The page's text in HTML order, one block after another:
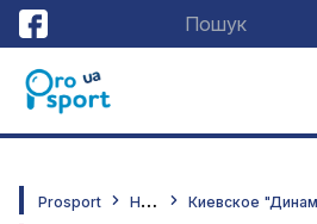
Prosport Н
овини